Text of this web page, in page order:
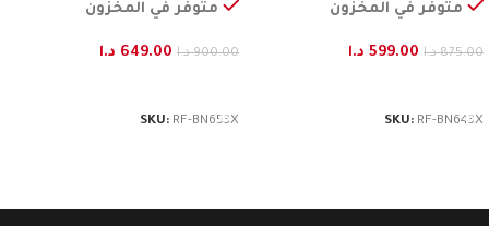
متوفر في المخزون
875.00 د.ا 599.00 د.ا
SKU: RF-BN643X
متوفر في المخزون
900.00 د.ا 649.00 د.ا
SKU: RF-BN653X